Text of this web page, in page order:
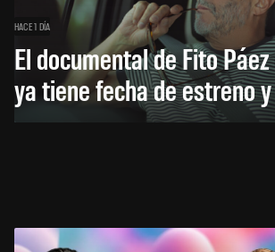
HACE 1 DÍA
El documental de Fito
ya tiene fecha de estreno